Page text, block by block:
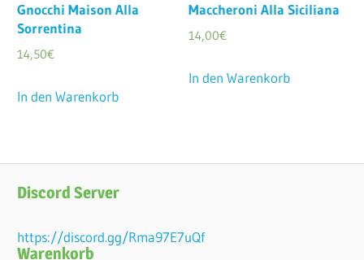
Gnocchi Maison Alla
Sorrentina
14,50€
In den Warenkorb
Maccheroni Alla Siciliana
14,00€
In den Warenkorb
Discord Server
https://discord.gg/Rma97E7uQf
Warenkorb